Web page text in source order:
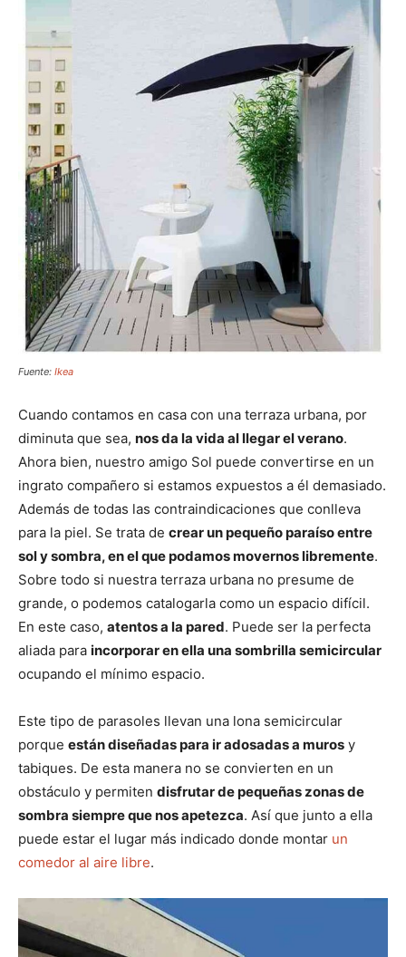
Fuente: Ikea
Cuando contamos en casa con una terraza urbana, por
diminuta que sea, nos da la vida al llegar el verano.
Ahora bien, nuestro amigo Sol puede convertirse en un
ingrato compañero si estamos expuestos a él demasiado.
Además de todas las contraindicaciones que conlleva
para la piel. Se trata de crear un pequeño paraíso entre
sol y sombra, en el que podamos movernos libremente.
Sobre todo si nuestra terraza urbana no presume de
grande, o podemos catalogarla como un espacio difícil.
En este caso, atentos a la pared. Puede ser la perfecta
aliada para incorporar en ella una sombrilla semicircular
ocupando el mínimo espacio.
Este tipo de parasoles llevan una lona semicircular
porque están diseñadas para ir adosadas a muros y
tabiques. De esta manera no se convierten en un
obstáculo y permiten disfrutar de pequeñas zonas de
sombra siempre que nos apetezca. Así que junto a ella
puede estar el lugar más indicado donde montar un
comedor al aire libre.